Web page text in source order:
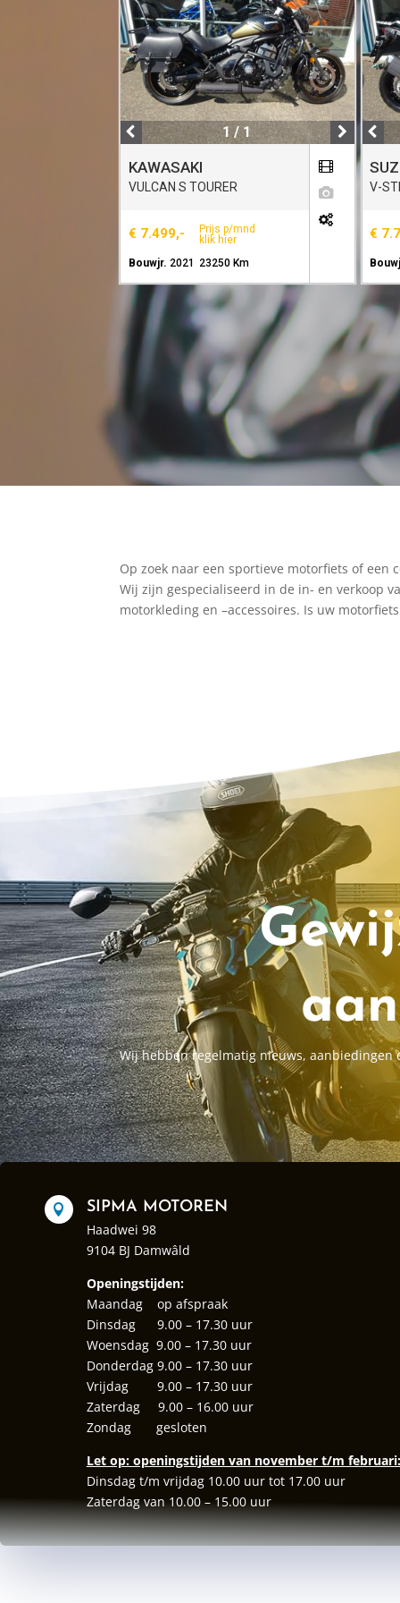
1 / 1
KAWASAKI
VULCAN S TOURER
€ 7.499,-
Prijs p/mnd
klik hier
Bouwjr. 2021 23250 Km
V-
€
Op zoek naar een sportieve motorfiets of
Wij zijn gespecialiseerd in de in- en verkoop
motorkleding en –accessoires. Is uw
Wij hebben regelmatig nieuws,

SIPMA MOTOREN
Haadwei 98
9104 BJ Damwâld
Openingstijden:
Maandag op afspraak
Dinsdag 9.00 – 17.30 uur
Woensdag 9.00 – 17.30 uur
Donderdag 9.00 – 17.30 uur
Vrijdag 9.00 – 17.30 uur
Zaterdag 9.00 – 16.00 uur
Zondag gesloten
Let op: openingstijden van november t/m februari:
Dinsdag t/m vrijdag 10.00 uur tot 17.00 uur
Zaterdag van 10.00 – 15.00 uur